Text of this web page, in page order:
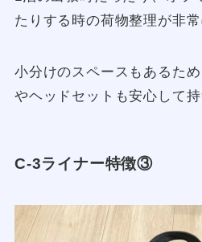
たりする時の荷物整理が非常
小分けのスペースもあるた
やヘッドセットも安心して持
C-3ライナー特徴③